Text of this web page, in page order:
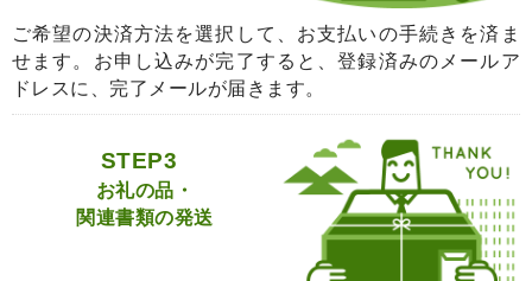
ご希望の決済方法を選択して、お支払いの手続きを済ま
せます。お申し込みが完了すると、登録済みのメールア
ドレスに、完了メールが届きます。
STEP3
お礼の品・
関連書類の発送